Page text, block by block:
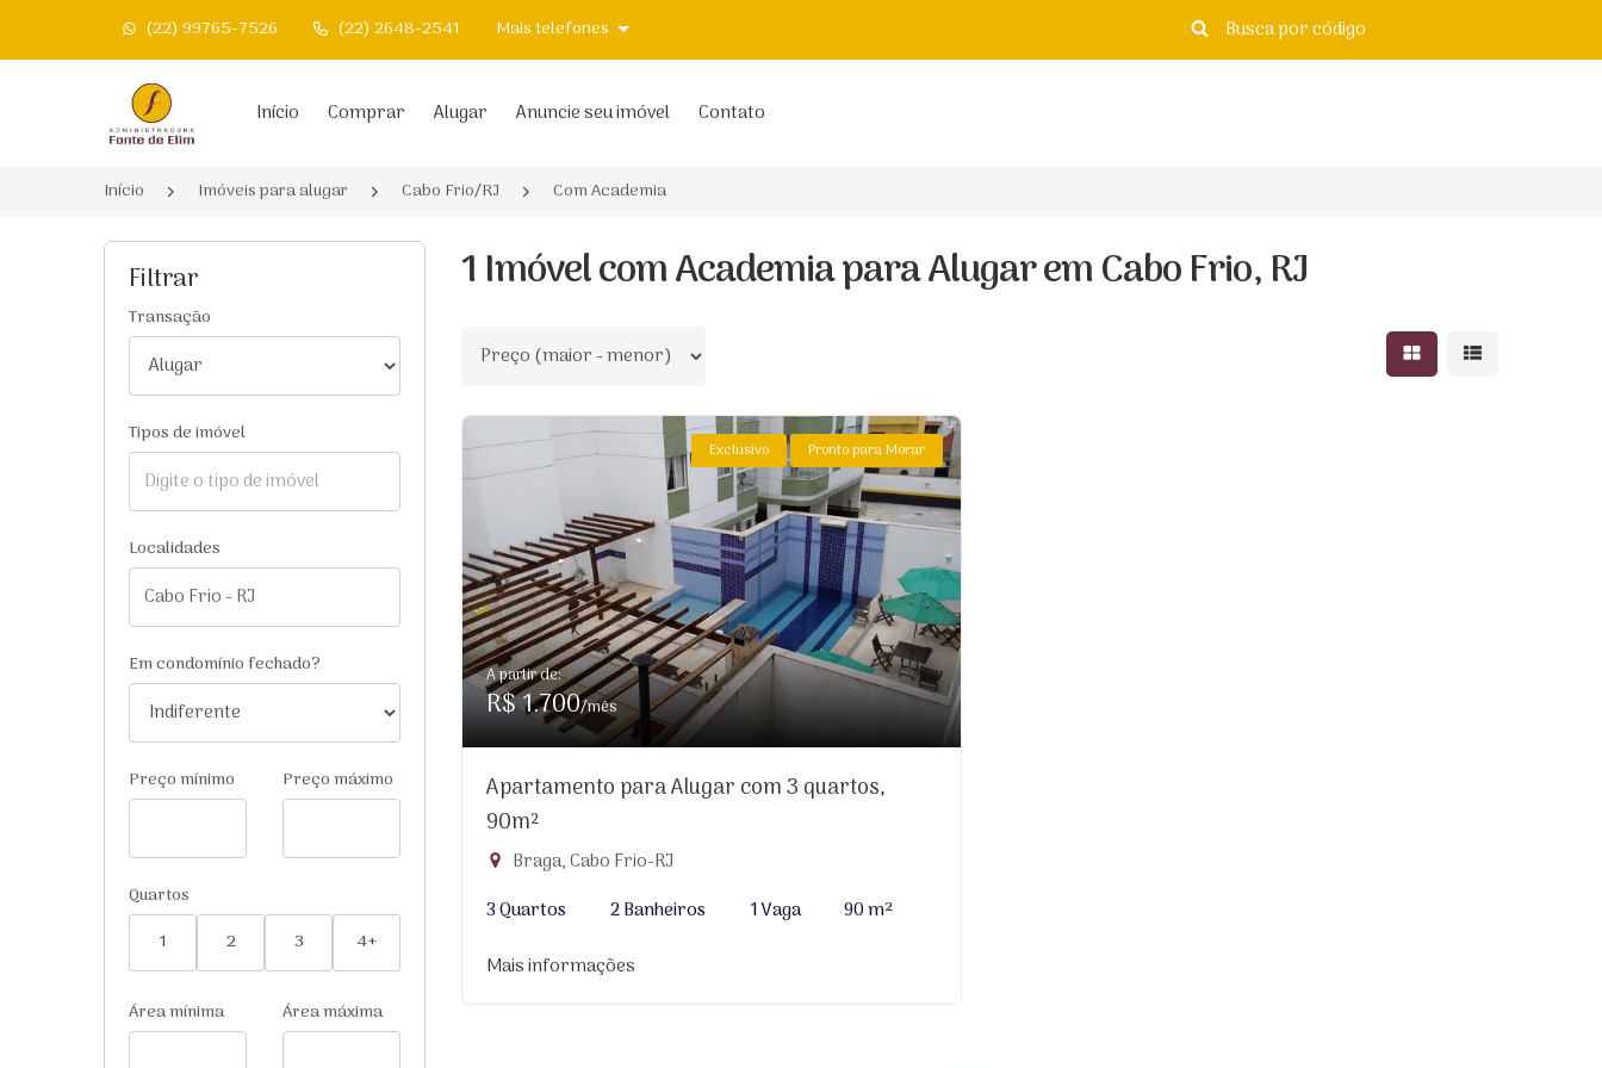
(22) 99765-7526 (22) 2648-2541 Mais telefones
Página inicial Início Comprar Alugar Anuncie seu imóvel Contato
Início Imóveis para alugar Cabo Frio/RJ Com Academia
Filtrar
Transação
Tipos de imóvel
Localidades
Em condomínio fechado?
Preço mínimo Preço máximo
Quartos
1
2 3 4+
Área mínima Área máxima
1 Imóvel com Academia para Alugar em Cabo Frio, RJ
Ordenar por Mostrar resultados
Mostrar
Exclusivo Pronto para Morar
A partir de:
R$ 1.700/mês
Apartamento para Alugar com 3 quartos,
90m²
Braga, Cabo Frio-RJ
3 Quartos
2 Banheiros 1 Vaga
90 m²
Mais informações